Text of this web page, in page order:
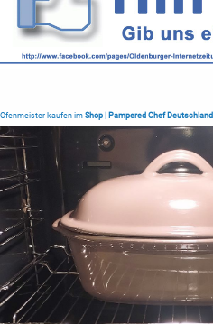
Ofenmeister kaufen im Shop | Pampered Chef Deutschland